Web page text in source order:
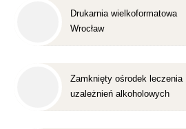
Drukarnia wielkoformatowa
Wrocław
Zamknięty ośrodek leczenia
uzależnień alkoholowych